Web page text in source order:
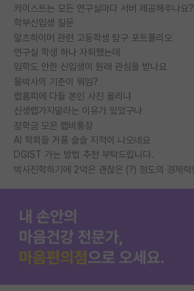
카이스트는 모든 연구실마다 서버 제공해주나요?
학부신입생 질문
알츠하이머 관련 고등학생 탐구 포트폴리오
연구실 학생 하나 자퇴했는데
입학도 안한 신입생이 원래 관심을 받나요
물박사의 기준이 뭐임?
랩홈피에 다들 본인 사진 올리냐
신생랩가지말라는 이유가 있었구나
장학금 모은 랩비통장
AI 학회들 거품 슬슬 지적이 나오네요
DGIST 가는 방법 추천 부탁드립니다.